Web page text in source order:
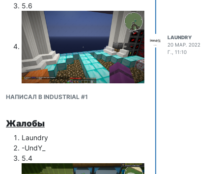
Выставляем предметы из списка выше,
так, как показано на скриншоте:
который желаете вытащить из МЭ:
5.6
НАПИСАЛ В INDUSTRIAL #1
LAUNDRY
20 МАР. 2022
Г., 11:10
Жалобы
Laundry
-UndY_
5.4